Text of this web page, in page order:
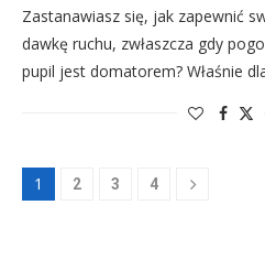
Zastanawiasz się, jak zapewnić
dawkę ruchu, zwłaszcza gdy
pupil jest domatorem? Właśnie
1 2 3 4